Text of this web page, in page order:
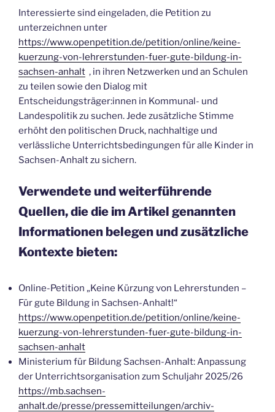
Interessierte sind eingeladen, die Petition zu
unterzeichnen unter
https://www.openpetition.de/petition/online/keine-
kuerzung-von-lehrerstunden-fuer-gute-bildung-in-
sachsen-anhalt , in ihren Netzwerken und an Schulen
zu teilen sowie den Dialog mit
Entscheidungsträger:innen in Kommunal- und
Landespolitik zu suchen. Jede zusätzliche Stimme
erhöht den politischen Druck, nachhaltige und
verlässliche Unterrichtsbedingungen für alle Kinder in
Sachsen-Anhalt zu sichern.
Verwendete und weiterführende
Quellen, die die im Artikel genannten
Informationen belegen und zusätzliche
Kontexte bieten:
Online-Petition „Keine Kürzung von Lehrerstunden –
Für gute Bildung in Sachsen-Anhalt!“
https://www.openpetition.de/petition/online/keine-
kuerzung-von-lehrerstunden-fuer-gute-bildung-in-
sachsen-anhalt
Ministerium für Bildung Sachsen-Anhalt: Anpassung
der Unterrichtsorganisation zum Schuljahr 2025/26
https://mb.sachsen-
anhalt.de/presse/pressemitteilungen/archiv-